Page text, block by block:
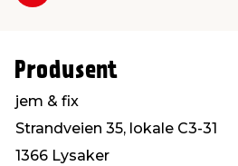
Produsent
jem & fix
Strandveien 35, lokale C3-31
1366 Lysaker